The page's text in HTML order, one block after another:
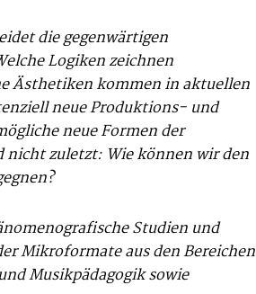
die gegenwärtigen
Logiken zeichnen
Ästhetiken kommen in aktuellen
neue Produktions- und
neue Formen der
zuletzt: Wie können wir den
Studien und
Mikroformate aus den Bereichen
Musikpädagogik sowie